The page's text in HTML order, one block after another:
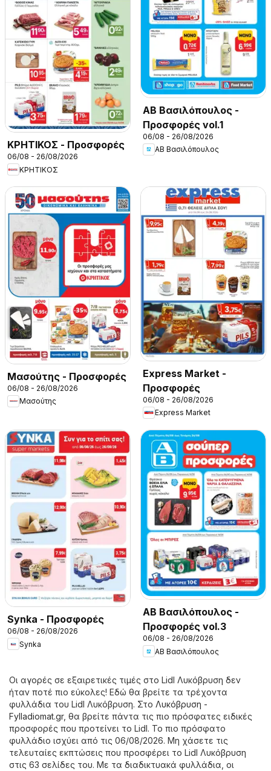
ΚΡΗΤΙΚΟΣ - Προσφορές
06/08 - 26/08/2026
ΚΡΗΤΙΚΟΣ
ΑΒ Βασιλόπουλος -
Προσφορές vol.1
06/08 - 26/08/2026
ΑΒ Βασιλόπουλος
Μασούτης - Προσφορές
06/08 - 26/08/2026
Μασούτης
Express Market -
Προσφορές
06/08 - 26/08/2026
Express Market
Synka - Προσφορές
06/08 - 26/08/2026
Synka
ΑΒ Βασιλόπουλος -
Προσφορές vol.3
06/08 - 26/08/2026
ΑΒ Βασιλόπουλος
Οι αγορές σε εξαιρετικές τιμές στο Lidl Λυκόβρυση δεν
ήταν ποτέ πιο εύκολες! Εδώ θα βρείτε τα τρέχοντα
φυλλάδια του Lidl Λυκόβρυση. Στο Λυκόβρυση -
Fylladiomat.gr, θα βρείτε πάντα τις πιο πρόσφατες ειδικές
προσφορές που προτείνει το Lidl. Το πιο πρόσφατο
φυλλάδιο ισχύει από τις 06/08/2026. Μη χάσετε τις
τελευταίες εκπτώσεις που προσφέρει το Lidl Λυκόβρυση
στις 63 σελίδες του. Με τα διαδικτυακά φυλλάδια, οι